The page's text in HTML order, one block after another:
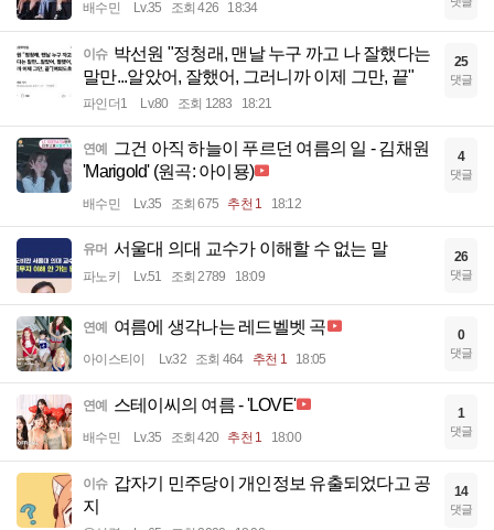
배수민 Lv.35 조회 426 18:34
이슈 박선원 "정청래, 맨날 누구 까고 나 잘했다는
말만...알았어, 잘했어, 그러니까 이제 그만, 끝"
파인더1 Lv.80 조회 1283 18:21
25
댓글
연예 그건 아직 하늘이 푸르던 여름의 일 - 김채원
'Marigold' (원곡: 아이묭)
배수민 Lv.35 조회 675 추천 1 18:12
4
댓글
유머 서울대 의대 교수가 이해할 수 없는 말
파노키 Lv.51 조회 2789 18:09
26
댓글
연예 여름에 생각나는 레드벨벳 곡
아이스티이 Lv.32 조회 464 추천 1 18:05
0
댓글
연예 스테이씨의 여름 - 'LOVE'
배수민 Lv.35 조회 420 추천 1 18:00
1
댓글
이슈 갑자기 민주당이 개인정보 유출되었다고 공
지
14
댓글